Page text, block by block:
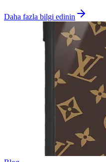
Daha fazla bilgi edinin